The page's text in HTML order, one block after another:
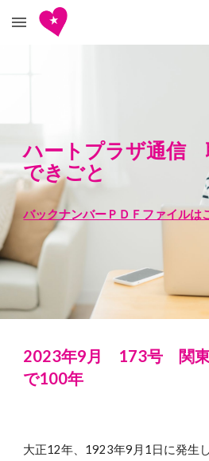
Skip to main content
ハートプラザ通信
できごと
バックナンバーＰＤＦファイルは
2023年9 月 173号 関
で100年
大正12年、1923年9月1日に発生